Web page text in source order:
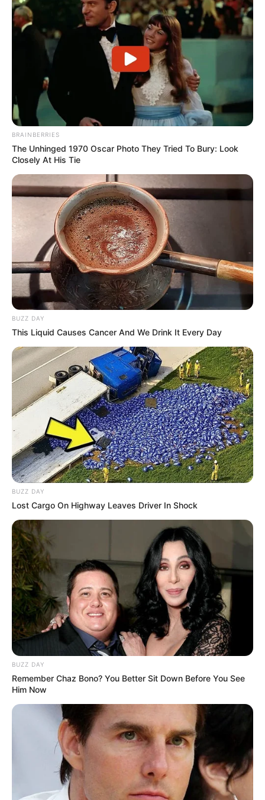
BRAINBERRIES
The Unhinged 1970 Oscar Photo They Tried To Bury: Look
Closely At His Tie
BUZZ DAY
This Liquid Causes Cancer And We Drink It Every Day
BUZZ DAY
Lost Cargo On Highway Leaves Driver In Shock
BUZZ DAY
Remember Chaz Bono? You Better Sit Down Before You See
Him Now